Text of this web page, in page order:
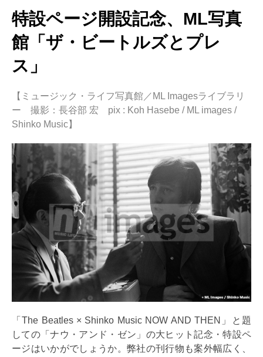
特設ページ開設記念、ML写真
館「ザ・ビートルズとプレ
ス」
【ミュージック・ライフ写真館／ML Imagesライブラリ
ー 撮影：長谷部 宏 pix : Koh Hasebe / ML images /
Shinko Music】
「The Beatles × Shinko Music NOW AND THEN」と題
しての「ナウ・アンド・ゼン」の大ヒット記念・特設ペ
ージはいかがでしょうか。弊社の刊行物も案外幅広く、